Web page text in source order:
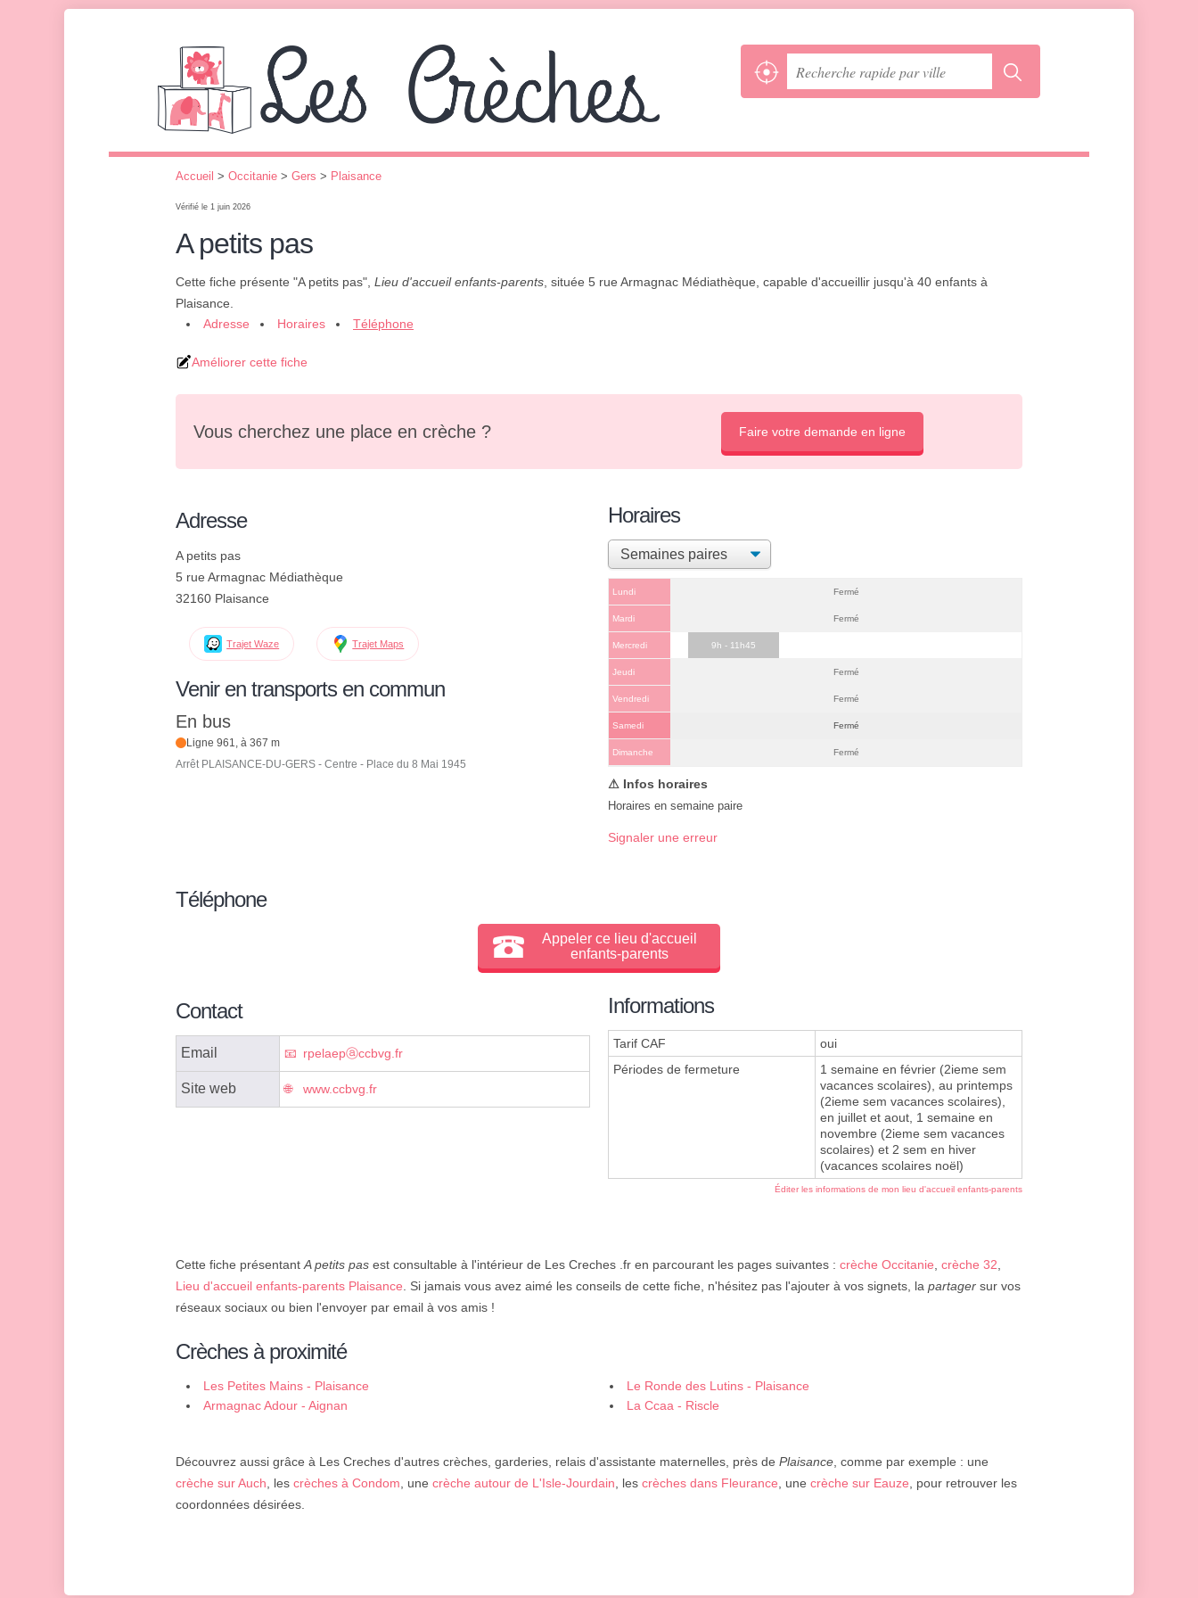
Accueil > Occitanie > Gers > Plaisance
Vérifié le 1 juin 2026
A petits pas
Cette fiche présente "A petits pas", Lieu d'accueil enfants-parents , située 5 rue Armagnac Médiathèque, capable d'accueillir jusqu'à 40 enfants à
Plaisance.
Adresse
Horaires Téléphone
Améliorer cette fiche
Vous cherchez une place en crèche ? Faire votre demande en ligne
Adresse
A petits pas
5 rue Armagnac Médiathèque
32160 Plaisance
Trajet Waze Trajet Maps
Venir en transports en commun
En bus
Ligne 961, à 367 m
Arrêt PLAISANCE-DU-GERS - Centre - Place du 8 Mai 1945
Horaires
Lundi Fermé
Mardi Fermé
Mercredi 9h - 11h45
Jeudi Fermé
Vendredi Fermé
Samedi Fermé
Dimanche Fermé
Horaires en semaine paire
Signaler une erreur
Téléphone
Appeler ce lieu d'accueil
enfants-parents
Contact
Email rpelaepⓐccbvg.fr
Site web www.ccbvg.fr
Informations
Tarif CAF
oui
Périodes de fermeture
1 semaine en février (2ieme sem
vacances scolaires), au printemps
(2ieme sem vacances scolaires),
en juillet et aout, 1 semaine en
novembre (2ieme sem vacances
scolaires) et 2 sem en hiver
(vacances scolaires noël)
Éditer les informations de mon lieu d'accueil enfants-parents
Cette fiche présentant A petits pas est consultable à l'intérieur de Les Creches .fr en parcourant les pages suivantes : crèche Occitanie crèche 32
Lieu d'accueil enfants-parents Plaisance . Si jamais vous avez aimé les conseils de cette fiche, n'hésitez pas l'ajouter à vos signets, la partager sur vos
réseaux sociaux ou bien l'envoyer par email à vos amis !
Crèches à proximité
Les Petites Mains - Plaisance
Le Ronde des Lutins - Plaisance
Armagnac Adour - Aignan
La Ccaa - Riscle
Découvrez aussi grâce à Les Creches d'autres crèches, garderies, relais d'assistante maternelles, près de Plaisance , comme par exemple : une
crèche sur Auch , les crèches à Condom , une crèche autour de L'Isle-Jourdain , les crèches dans Fleurance , une crèche sur Eauze , pour retrouver les
coordonnées désirées.